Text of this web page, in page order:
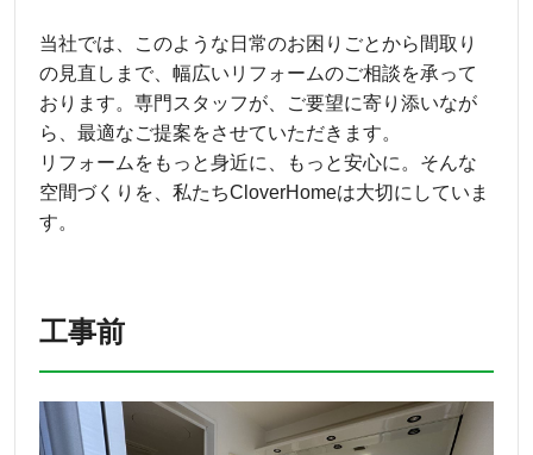
当社では、このような日常のお困りごとから間取り
の見直しまで、幅広いリフォームのご相談を承って
おります。専門スタッフが、ご要望に寄り添いなが
ら、最適なご提案をさせていただきます。
リフォームをもっと身近に、もっと安心に。そんな
空間づくりを、私たちCloverHomeは大切にしていま
す。
工事前